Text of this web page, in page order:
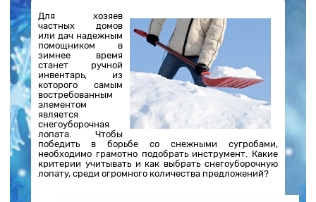
Для хозяев
частных домов
или дач надежным
помощником в
зимнее время
станет ручной
инвентарь, из
которого самым
востребованным
элементом
является
снегоуборочная
лопата. Чтобы
победить в борьбе со снежными сугробами,
необходимо грамотно подобрать инструмент. Какие
критерии учитывать и как выбрать снегоуборочную
лопату, среди огромного количества предложений?